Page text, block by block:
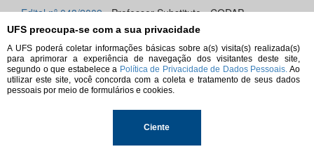
UFS preocupa-se com a sua privacidade
A UFS poderá coletar informações básicas sobre a(s) visita(s) realizada(s)
para aprimorar a experiência de navegação dos visitantes deste site,
segundo o que estabelece a Política de Privacidade de Dados Pessoais. Ao
utilizar este site, você concorda com a coleta e tratamento de seus dados
pessoais por meio de formulários e cookies.
Ciente
Edital nº 043/2009- Professor Substituto - CODAP
Áreas: Matemática. Período de Inscrições:
partir de 23/07/2009.
Edital nº 042/2009- Professor Substituto
Áreas:Campus de São Cristóvão